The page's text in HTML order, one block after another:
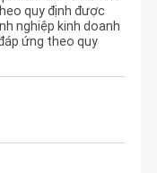
quy định được
nghiệp kinh doanh
ứng theo quy